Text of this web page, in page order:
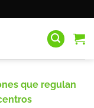
que regulan